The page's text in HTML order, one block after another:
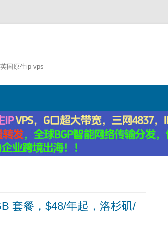
国原生ip vps
文
套餐，$48/年起，洛杉矶/